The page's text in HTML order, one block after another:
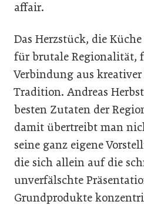
affair.
Das Herzstück, die
für brutale Regionalität,
Verbindung aus
Tradition. Andreas
besten Zutaten der
damit übertreibt man
seine ganz eigene
die sich allein auf die
unverfälschte
Grundprodukte